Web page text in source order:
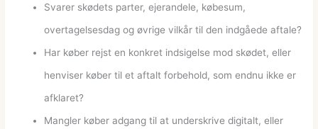
Svarer skødets parter, ejerandele, købesum,
overtagelsesdag og øvrige vilkår til den indgåede aftale?
Har køber rejst en konkret indsigelse mod skødet, eller
henviser køber til et aftalt forbehold, som endnu ikke er
afklaret?
Mangler køber adgang til at underskrive digitalt, eller